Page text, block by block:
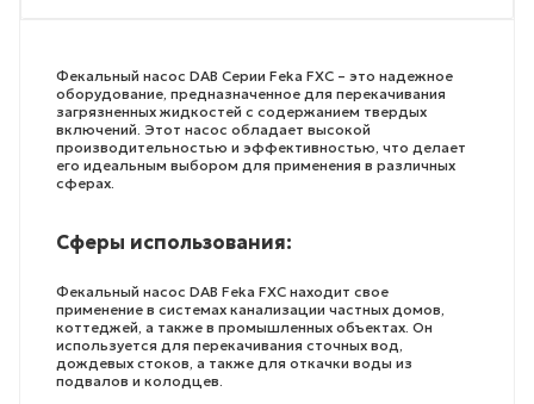
Фекальный насос DAB Серии Feka FXC – это надежное
оборудование, предназначенное для перекачивания
загрязненных жидкостей с содержанием твердых
включений. Этот насос обладает высокой
производительностью и эффективностью, что делает
его идеальным выбором для применения в различных
сферах.
Сферы использования:
Фекальный насос DAB Feka FXC находит свое
применение в системах канализации частных домов,
коттеджей, а также в промышленных объектах. Он
используется для перекачивания сточных вод,
дождевых стоков, а также для откачки воды из
подвалов и колодцев.